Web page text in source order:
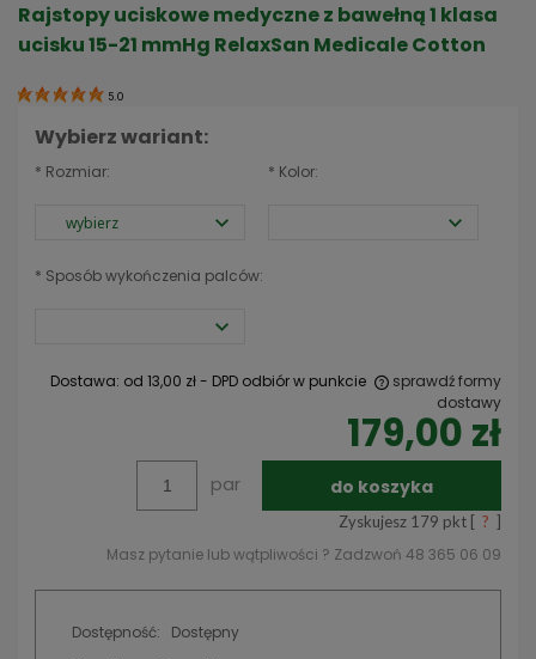
Rajstopy uciskowe medyczne z bawełną 1 klasa
ucisku 15-21 mmHg RelaxSan Medicale Cotton
5.0
Wybierz wariant:
* Rozmiar: * Kolor:
* Sposób wykończenia palców:
Dostawa: od 13,00 zł- DPD odbiór w punkcie
Cena nie zawiera ewentualnych kosztów płatności
sprawdź formy
dostawy
179,00 zł
par do koszyka
Zyskujesz 179 pkt [ ? ]
Masz pytanie lub wątpliwości ? Zadzwoń 48 365 06 09
Dostępność:
Dostępny